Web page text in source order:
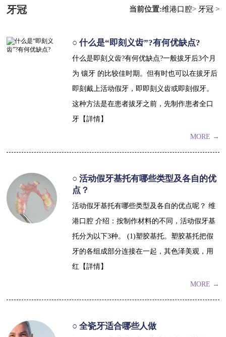
牙冠 当前位置:维港口腔> 牙冠>
○ 什么是“即刻义齿”?有何优缺点?
什么是即刻义齿?有何优缺点?一般拔牙后3个月
为 镶牙 的比较佳时期。但有时也可以在拔牙后
即刻戴上活动假牙，即即刻义齿或即刻假牙。
这种方法是在患者拔牙之前，先制作患者全口
牙【詳情】
MORE →
○ 活动假牙基托有哪些类型及各自的优
点？
活动假牙基托有哪些类型及各自的优点呢？ 维
港口腔 介绍：按制作材料的不同，活动假牙基
托分为以下3种。 (1)塑胶基托。塑胶基托把假
牙的各组成部分连接在一起，其色泽美观，用
红【詳情】
MORE →
○ 全瓷牙适合哪些人做